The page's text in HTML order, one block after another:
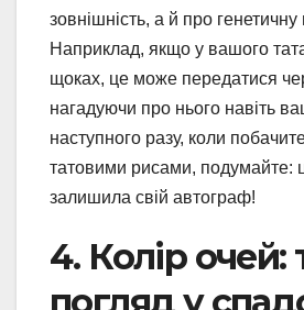
зовнішність, а й про генетичну
Наприклад, якщо у вашого
щоках, це може передатися
нагадуючи про нього навіть
наступного разу, коли
татовими рисами, подумайте:
залишила свій автограф!
4. Колір очей: